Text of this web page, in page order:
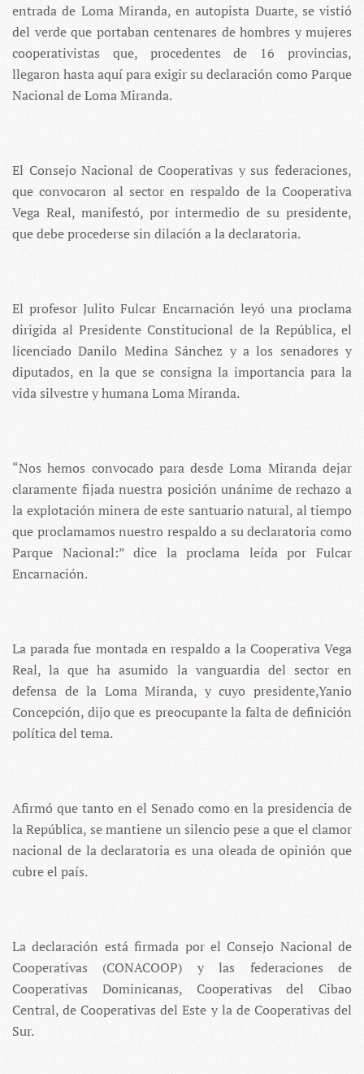
entrada de Loma Miranda, en autopista Duarte, se vistió
del verde que portaban centenares de hombres y mujeres
cooperativistas que, procedentes de 16 provincias,
llegaron hasta aquí para exigir su declaración como Parque
Nacional de Loma Miranda.
El Consejo Nacional de Cooperativas y sus federaciones,
que convocaron al sector en respaldo de la Cooperativa
Vega Real, manifestó, por intermedio de su presidente,
que debe procederse sin dilación a la declaratoria.
El profesor Julito Fulcar Encarnación leyó una proclama
dirigida al Presidente Constitucional de la República, el
licenciado Danilo Medina Sánchez y a los senadores y
diputados, en la que se consigna la importancia para la
vida silvestre y humana Loma Miranda.
“Nos hemos convocado para desde Loma Miranda dejar
claramente fijada nuestra posición unánime de rechazo a
la explotación minera de este santuario natural, al tiempo
que proclamamos nuestro respaldo a su declaratoria como
Parque Nacional:” dice la proclama leída por Fulcar
Encarnación.
La parada fue montada en respaldo a la Cooperativa Vega
Real, la que ha asumido la vanguardia del sector en
defensa de la Loma Miranda, y cuyo presidente,Yanio
Concepción, dijo que es preocupante la falta de definición
política del tema.
Afirmó que tanto en el Senado como en la presidencia de
la República, se mantiene un silencio pese a que el clamor
nacional de la declaratoria es una oleada de opinión que
cubre el país.
La declaración está firmada por el Consejo Nacional de
Cooperativas (CONACOOP) y las federaciones de
Cooperativas Dominicanas, Cooperativas del Cibao
Central, de Cooperativas del Este y la de Cooperativas del
Sur.